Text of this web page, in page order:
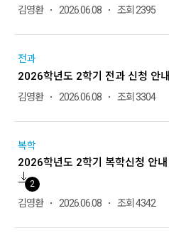
김영환 2026.06.08 조회 2395
전과
2026학년도 2학기 전과 신청 안내
김영환 2026.06.08 조회 3304
복학
2026학년도 2학기 복학신청 안내
2
김영환 2026.06.08 조회 4342